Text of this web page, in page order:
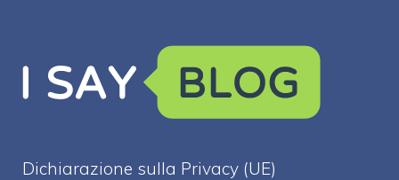
Dichiarazione sulla Privacy (UE)